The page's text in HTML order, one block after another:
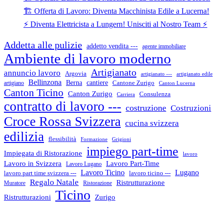
🏗️ Offerta di Lavoro: Diventa Macchinista Edile a Lucerna!
⚡ Diventa Elettricista a Lungern! Unisciti al Nostro Team ⚡
Addetta alle pulizie addetto vendita --- agente immobiliare
Ambiente di lavoro moderno
annuncio lavoro Argovia Artigianato artigianato --- artigianato edile
artigiano Bellinzona Berna cantiere Cantone Zurigo Canton Lucerna
Canton Ticino Canton Zurigo Carriera Consulenza
contratto di lavoro --- costruzione Costruzioni
Croce Rossa Svizzera cucina svizzera
edilizia flessibilità Formazione Grigioni
Impiegata di Ristorazione impiego part-time lavoro
Lavoro in Svizzera Lavoro Lugano Lavoro Part-Time
lavoro part time svizzera --- Lavoro Ticino lavoro ticino --- Lugano
Muratore Regalo Natale Ristorazione
Ristrutturazione
Ristrutturazioni
Ticino Zurigo